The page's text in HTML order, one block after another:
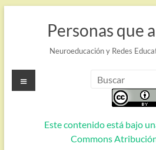
Personas que
Neuroeducación y Redes
Este contenido está bajo
Commons
Menú